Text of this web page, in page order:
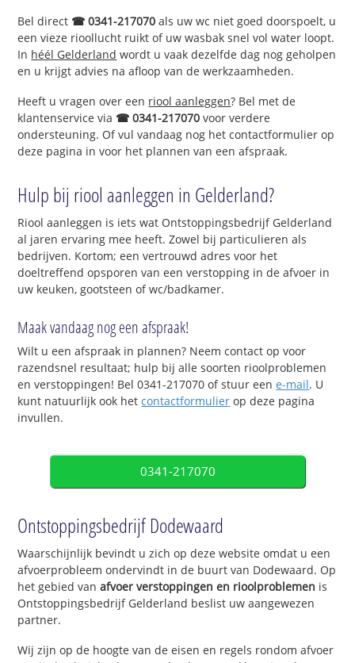
Bel direct ☎ 0341-217070 als uw wc niet goed doorspoelt, u
een vieze rioollucht ruikt of uw wasbak snel vol water loopt.
In héél Gelderland wordt u vaak dezelfde dag nog geholpen
en u krijgt advies na afloop van de werkzaamheden.
Heeft u vragen over een riool aanleggen? Bel met de
klantenservice via ☎ 0341-217070 voor verdere
ondersteuning. Of vul vandaag nog het contactformulier op
deze pagina in voor het plannen van een afspraak.
Hulp bij riool aanleggen in Gelderland?
Riool aanleggen is iets wat Ontstoppingsbedrijf Gelderland
al jaren ervaring mee heeft. Zowel bij particulieren als
bedrijven. Kortom; een vertrouwd adres voor het
doeltreffend opsporen van een verstopping in de afvoer in
uw keuken, gootsteen of wc/badkamer.
Maak vandaag nog een afspraak!
Wilt u een afspraak in plannen? Neem contact op voor
razendsnel resultaat; hulp bij alle soorten rioolproblemen
en verstoppingen! Bel 0341-217070 of stuur eene-mail. U
kunt natuurlijk ook hetcontactformulier op deze pagina
invullen.
0341-217070
Ontstoppingsbedrijf Dodewaard
Waarschijnlijk bevindt u zich op deze website omdat u een
afvoerprobleem ondervindt in de buurt van Dodewaard. Op
het gebied vanafvoer verstoppingen en rioolproblemen is
Ontstoppingsbedrijf Gelderland beslist uw aangewezen
partner.
Wij zijn op de hoogte van de eisen en regels rondom afvoer